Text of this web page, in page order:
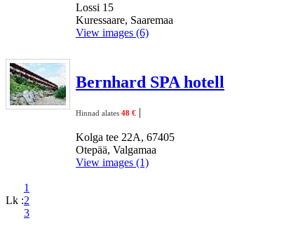
Lossi 15
Kuressaare, Saaremaa
View images (6)
Bernhard SPA hotell
Hinnad alates 48 € |
Kolga tee 22A, 67405
Otepää, Valgamaa
View images (1)
Lk :
1
2
3